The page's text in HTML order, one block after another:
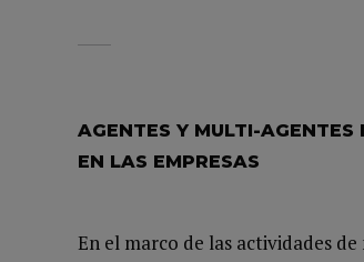
AGENTES Y MULTI-
EN LAS EMPRESAS
En el marco de las actividades